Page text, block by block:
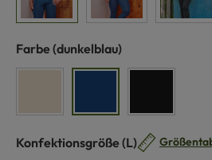
Farbe auswählen
(dunkelblau)
Konfektionsgröße auswählen
(L)